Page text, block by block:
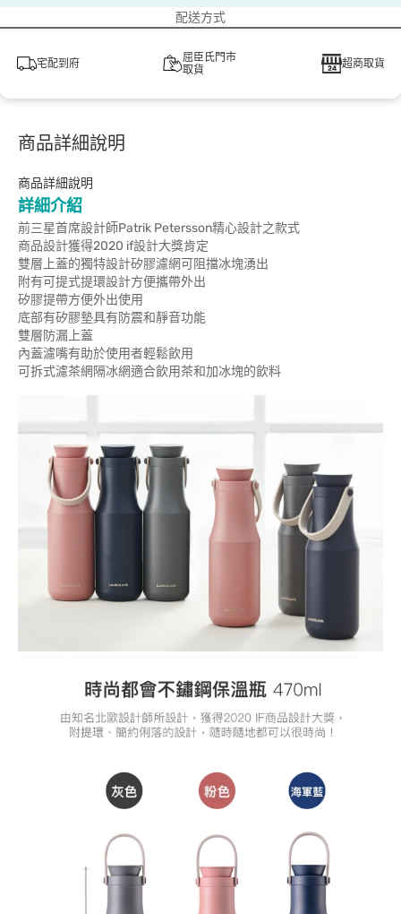
配送方式
宅配到府
屈臣氏門市
取貨
超商取貨
商品詳細說明
商品詳細說明
詳細介紹
前三星首席設計師Patrik Petersson精心設計之款式
商品設計獲得2020 if設計大獎肯定
雙層上蓋的獨特設計矽膠濾網可阻擋冰塊湧出
附有可提式提環設計方便攜帶外出
矽膠提帶方便外出使用
底部有矽膠墊具有防震和靜音功能
雙層防漏上蓋
內蓋濾嘴有助於使用者輕鬆飲用
可拆式濾茶網隔冰網適合飲用茶和加冰塊的飲料